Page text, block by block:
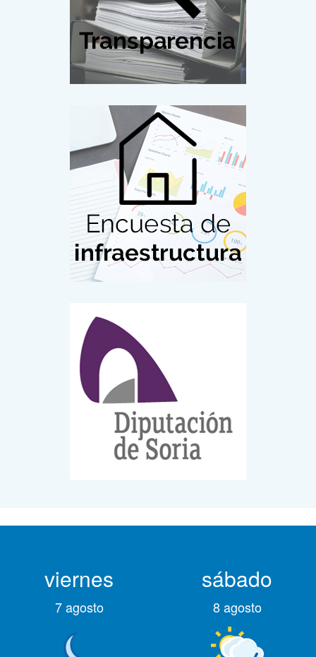
viernes
7 agosto
sábado
8 agosto